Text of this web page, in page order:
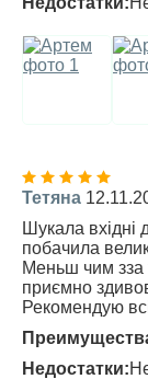
Тетяна
Шукала вхідні
побачила
Меньш чим зза
приємно
Рекомендую
Недостатки: